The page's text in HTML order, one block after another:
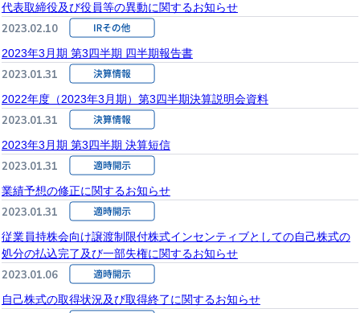
代表取締役及び役員等の異動に関するお知らせ
2023.02.10
2023年3月期 第3四半期 四半期報告書
2023.01.31
2022年度（2023年3月期）第3四半期決算説明会資料
2023.01.31
2023年3月期 第3四半期 決算短信
2023.01.31
業績予想の修正に関するお知らせ
2023.01.31
従業員持株会向け譲渡制限付株式インセンティブとしての自己株式の
処分の払込完了及び一部失権に関するお知らせ
2023.01.06
自己株式の取得状況及び取得終了に関するお知らせ